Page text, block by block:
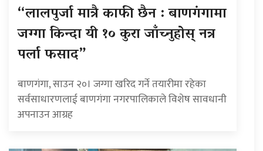
“लालपुर्जा मात्रै काफी छैन : बाणगंगामा
जग्गा किन्दा यी १० कुरा जाँच्नुहोस् नत्र
पर्ला फसाद”
बाणगंगा, साउन २०। जग्गा खरिद गर्ने तयारीमा रहेका
सर्वसाधारणलाई बाणगंगा नगरपालिकाले विशेष सावधानी
अपनाउन आग्रह